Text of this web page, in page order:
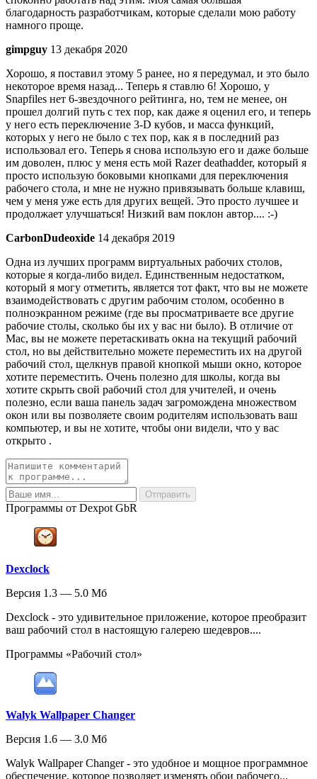
благодарность разработчикам, которые сделали мою работу
намного проще.
gimpguy 13 декабря 2020
Хорошо, я поставил этому 5 ранее, но я передумал, и это было
некоторое время назад... Теперь я ставлю 6! Хорошо, у
Snapfiles нет 6-звездочного рейтинга, но, тем не менее, он
прошел долгий путь с тех пор, как даже я оценил его, и теперь
у него есть переключение 3-D кубов, и масса функций,
которых у него не было с тех пор, как я в последний раз
использовал его. Теперь я снова использую его и даже больше
им доволен, плюс у меня есть мой Razer deathadder, который я
просто использую боковыми кнопками для переключения
рабочего стола, и мне не нужно привязывать больше клавиш,
чем у меня уже есть для других вещей. Это просто лучшее и
продолжает улучшаться! Низкий вам поклон автор.... :-)
CarbonDudeoxide 14 декабря 2019
Одна из лучших программ виртуальных рабочих столов,
которые я когда-либо видел. Единственным недостатком,
который я могу отметить, является тот факт, что вы не можете
взаимодействовать с другим рабочим столом, особенно в
полноэкранном режиме (где вы просматриваете все другие
рабочие столы, сколько бы их у вас ни было). В отличие от
Mac, вы не можете перетаскивать окна на текущий рабочий
стол, но вы действительно можете переместить их на другой
рабочий стол, щелкнув правой кнопкой мыши окно, которое
хотите переместить. Очень полезно для школы, когда вы
хотите скрыть свой рабочий стол для учителей, и очень
полезно, если ваша панель задач загромождена множеством
окон или вы позволяете своим родителям использовать ваш
компьютер, и вы не хотите, чтобы они видели, что у вас
открыто .
Программы от Dexpot GbR
Dexclock
Версия 1.3 — 5.0 Мб
Dexclock - это удивительное приложение, которое преобразит
ваш рабочий стол в настоящую галерею шедевров....
Программы «Рабочий стол»
Walyk Wallpaper Changer
Версия 1.6 — 3.0 Мб
Walyk Wallpaper Changer - это удобное и мощное программное
обеспечение, которое позволяет изменять обои рабочего...